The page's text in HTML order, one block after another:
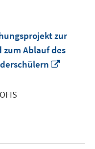
zur
Ablauf des